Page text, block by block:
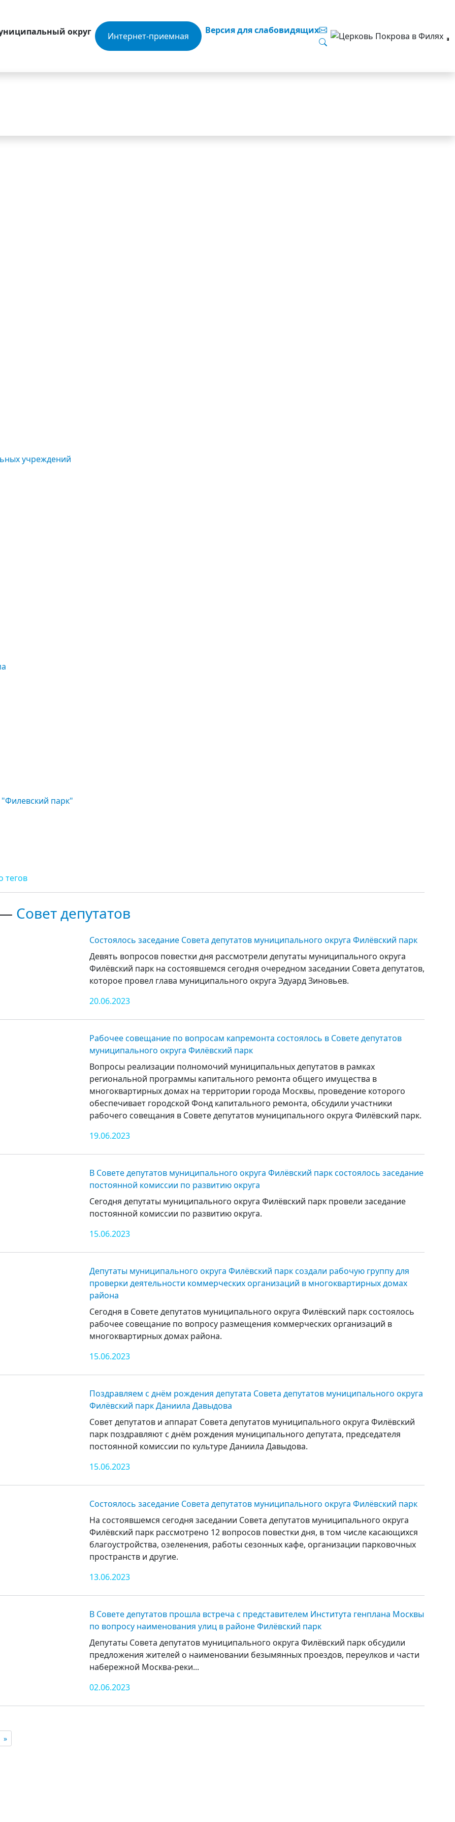
округ Интернет-приемная
Версия для слабовидящих
учреждений
парк"
тегов
— Совет депутатов
Состоялось заседание Совета депутатов муниципального округа Филёвский парк
Девять вопросов повестки дня рассмотрели депутаты муниципального округа
Филёвский парк на состоявшемся сегодня очередном заседании Совета депутатов,
которое провел глава муниципального округа Эдуард Зиновьев.
20.06.2023
Рабочее совещание по вопросам капремонта состоялось в Совете депутатов
муниципального округа Филёвский парк
Вопросы реализации полномочий муниципальных депутатов в рамках
региональной программы капитального ремонта общего имущества в
многоквартирных домах на территории города Москвы, проведение которого
обеспечивает городской Фонд капитального ремонта, обсудили участники
рабочего совещания в Совете депутатов муниципального округа Филёвский парк.
19.06.2023
В Совете депутатов муниципального округа Филёвский парк состоялось заседание
постоянной комиссии по развитию округа
Сегодня депутаты муниципального округа Филёвский парк провели заседание
постоянной комиссии по развитию округа.
15.06.2023
Депутаты муниципального округа Филёвский парк создали рабочую группу для
проверки деятельности коммерческих организаций в многоквартирных домах
района
Сегодня в Совете депутатов муниципального округа Филёвский парк состоялось
рабочее совещание по вопросу размещения коммерческих организаций в
многоквартирных домах района.
15.06.2023
Поздравляем с днём рождения депутата Совета депутатов муниципального округа
Филёвский парк Даниила Давыдова
Совет депутатов и аппарат Совета депутатов муниципального округа Филёвский
парк поздравляют с днём рождения муниципального депутата, председателя
постоянной комиссии по культуре Даниила Давыдова.
15.06.2023
Состоялось заседание Совета депутатов муниципального округа Филёвский парк
На состоявшемся сегодня заседании Совета депутатов муниципального округа
Филёвский парк рассмотрено 12 вопросов повестки дня, в том числе касающихся
благоустройства, озеленения, работы сезонных кафе, организации парковочных
пространств и другие.
13.06.2023
В Совете депутатов прошла встреча с представителем Института генплана Москвы
по вопросу наименования улиц в районе Филёвский парк
Депутаты Совета депутатов муниципального округа Филёвский парк обсудили
предложения жителей о наименовании безымянных проездов, переулков и части
набережной Москва-реки...
02.06.2023
»